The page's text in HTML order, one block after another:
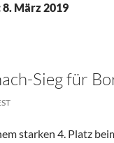
März 2019
Sieg für
starken 4. Platz